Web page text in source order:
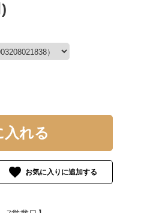
入れる
favorite